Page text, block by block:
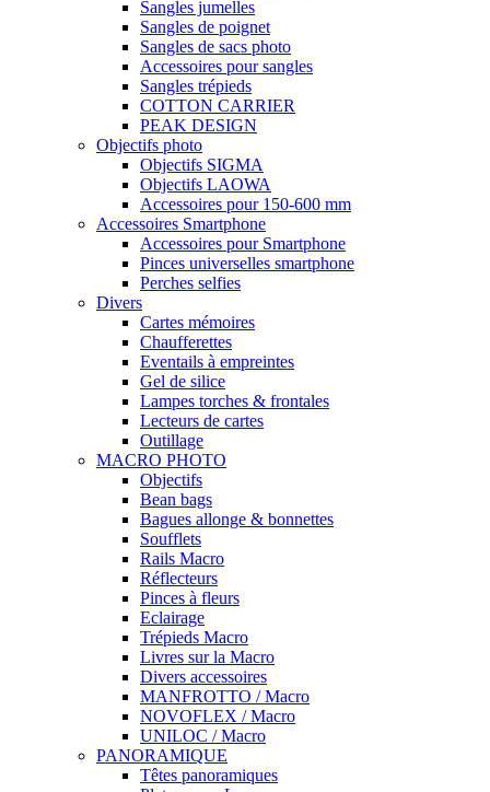
Sangles jumelles
Sangles de poignet
Sangles de sacs photo
Accessoires pour sangles
Sangles trépieds
COTTON CARRIER
PEAK DESIGN
Objectifs photo
Objectifs SIGMA
Objectifs LAOWA
Accessoires pour 150-600 mm
Accessoires Smartphone
Accessoires pour Smartphone
Pinces universelles smartphone
Perches selfies
Divers
Cartes mémoires
Chaufferettes
Eventails à empreintes
Gel de silice
Lampes torches & frontales
Lecteurs de cartes
Outillage
MACRO PHOTO
Objectifs
Bean bags
Bagues allonge & bonnettes
Soufflets
Rails Macro
Réflecteurs
Pinces à fleurs
Eclairage
Trépieds Macro
Livres sur la Macro
Divers accessoires
MANFROTTO / Macro
NOVOFLEX / Macro
UNILOC / Macro
PANORAMIQUE
Têtes panoramiques